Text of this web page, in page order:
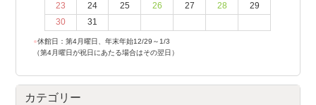
23
24 25 26 27 28
29
30
31
●休館日：第4月曜日、年末年始12/29～1/3
（第4月曜日が祝日にあたる場合はその翌日）
カテゴリー